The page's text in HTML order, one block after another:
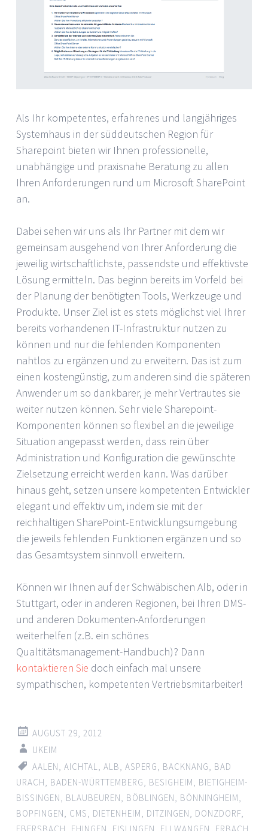
Als Ihr kompetentes, erfahrenes und langjähriges
Systemhaus in der süddeutschen Region für
Sharepoint bieten wir Ihnen professionelle,
unabhängige und praxisnahe Beratung zu allen
Ihren Anforderungen rund um Microsoft SharePoint
an.
Dabei sehen wir uns als Ihr Partner mit dem wir
gemeinsam ausgehend von Ihrer Anforderung die
jeweilig wirtschaftlichste, passendste und effektivste
Lösung ermitteln. Das beginn bereits im Vorfeld bei
der Planung der benötigten Tools, Werkzeuge und
Produkte. Unser Ziel ist es stets möglichst viel Ihrer
bereits vorhandenen IT-Infrastruktur nutzen zu
können und nur die fehlenden Komponenten
nahtlos zu ergänzen und zu erweitern. Das ist zum
einen kostengünstig, zum anderen sind die späteren
Anwender um so dankbarer, je mehr Vertrautes sie
weiter nutzen können. Sehr viele Sharepoint-
Komponenten können so flexibel an die jeweilige
Situation angepasst werden, dass rein über
Administration und Konfiguration die gewünschte
Zielsetzung erreicht werden kann. Was darüber
hinaus geht, setzen unsere kompetenten Entwickler
elegant und effektiv um, indem sie mit der
reichhaltigen SharePoint-Entwicklungsumgebung
die jeweils fehlenden Funktionen ergänzen und so
das Gesamtsystem sinnvoll erweitern.
Können wir Ihnen auf der Schwäbischen Alb, oder in
Stuttgart, oder in anderen Regionen, bei Ihren DMS-
und anderen Dokumenten-Anforderungen
weiterhelfen (z.B. ein schönes
Qualtitätsmanagement-Handbuch)? Dann
kontaktieren Sie doch einfach mal unsere
sympathischen, kompetenten Vertriebsmitarbeiter!
AUGUST 29, 2012
UKEIM
AALEN, AICHTAL, ALB, ASPERG, BACKNANG, BAD
URACH, BADEN-WÜRTTEMBERG, BESIGHEIM, BIETIGHEIM-
BISSINGEN, BLAUBEUREN, BÖBLINGEN, BÖNNINGHEIM,
BOPFINGEN, CMS, DIETENHEIM, DITZINGEN, DONZDORF,